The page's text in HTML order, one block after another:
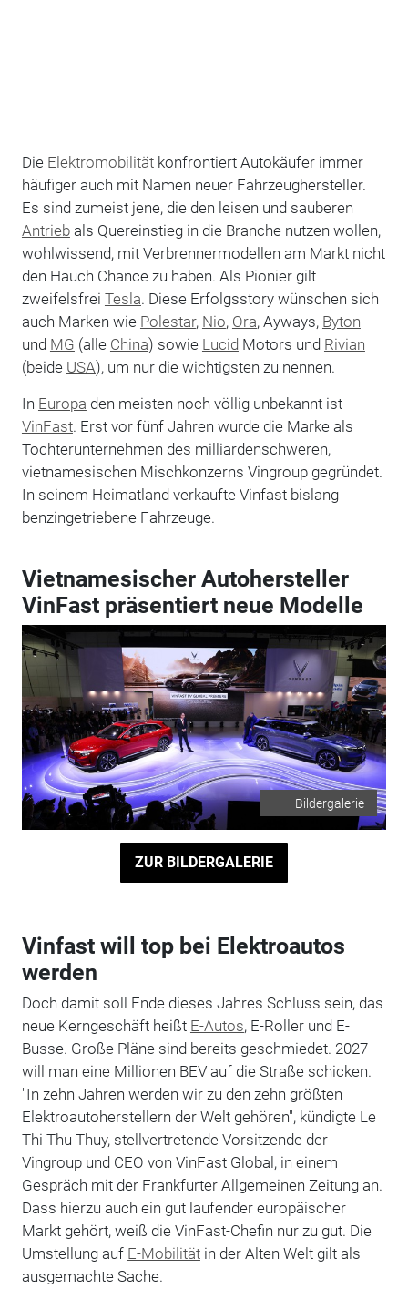
Die Elektromobilitätkonfrontiert Autokäufer immer
häufiger auch mit Namen neuer Fahrzeughersteller.
Es sind zumeist jene, die den leisen und sauberen
Antriebals Quereinstieg in die Branche nutzen wollen,
wohlwissend, mit Verbrennermodellen am Markt nicht
den Hauch Chance zu haben. Als Pionier gilt
zweifelsfrei Tesla. Diese Erfolgsstory wünschen sich
auch Marken wie Polestar, Nio, Ora, Ayways, Byton
und MG (alle China) sowie Lucid Motors und Rivian
(beide USA), um nur die wichtigsten zu nennen.
In Europa den meisten noch völlig unbekannt ist
VinFast. Erst vor fünf Jahren wurde die Marke als
Tochterunternehmen des milliardenschweren,
vietnamesischen Mischkonzerns Vingroup gegründet.
In seinem Heimatland verkaufte Vinfast bislang
benzingetriebene Fahrzeuge.
Vietnamesischer Autohersteller
VinFast präsentiert neue Modelle
Bildergalerie
ZUR BILDERGALERIE
Vinfast will top bei Elektroautos
werden
Doch damit soll Ende dieses Jahres Schluss sein, das
neue Kerngeschäft heißt E-Autos, E-Roller und E-
Busse. Große Pläne sind bereits geschmiedet. 2027
will man eine Millionen BEV auf die Straße schicken.
"In zehn Jahren werden wir zu den zehn größten
Elektroautoherstellern der Welt gehören", kündigte Le
Thi Thu Thuy, stellvertretende Vorsitzende der
Vingroup und CEO von VinFast Global, in einem
Gespräch mit der Frankfurter Allgemeinen Zeitung an.
Dass hierzu auch ein gut laufender europäischer
Markt gehört, weiß die VinFast-Chefin nur zu gut. Die
Umstellung auf E-Mobilitätin der Alten Welt gilt als
ausgemachte Sache.